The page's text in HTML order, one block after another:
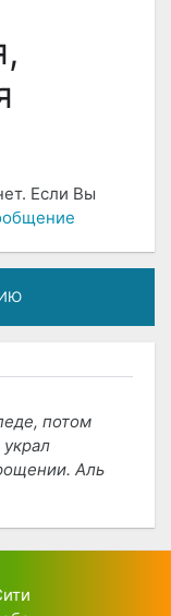
Если Вы
потом
Аль